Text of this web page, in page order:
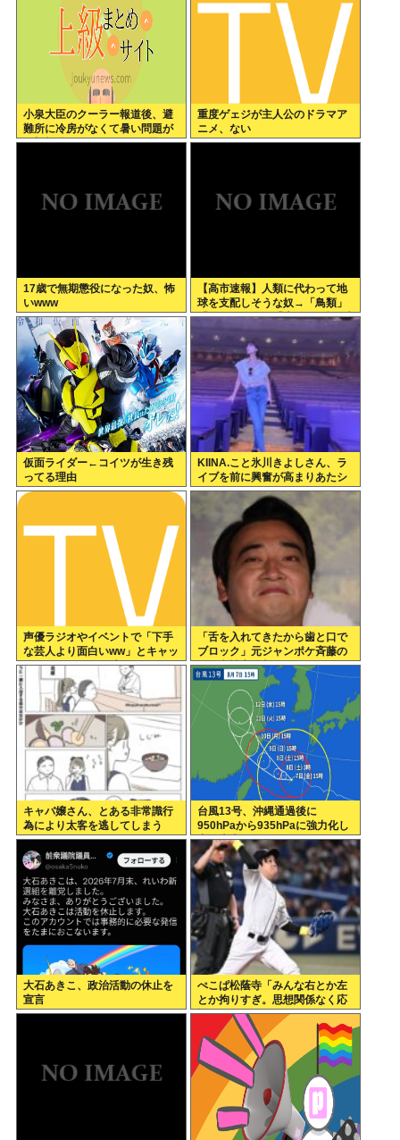
小泉大臣のクーラー報道後、避
難所に冷房がなくて暑い問題が
一切報道されなくなる。問題解
重度ゲェジが主人公のドラマア
ニメ、ない
17歳で無期懲役になった奴、怖
いwww
【高市速報】人類に代わって地
球を支配しそうな奴→「鳥類」
「タコ・イカ」「麦」の3強に絞
仮面ライダー←コイツが生き残
ってる理由
KIINA.こと氷川きよしさん、ラ
イブを前に興奮が高まりあたシ
コ欲全開www
声優ラジオやイベントで「下手
な芸人より面白いww」とキャッ
キャしてたオタク消える
「舌を入れてきたから歯と口で
ブロック」元ジャンポケ斉藤の
不同意性交公判
キャバ嬢さん、とある非常識行
為により太客を逃してしまう
www
台風13号、沖縄通過後に
950hPaから935hPaに強力化し
中国本土へwww
大石あきこ、政治活動の休止を
宣言
ぺこぱ松蔭寺「みんな右とか左
とか拘りすぎ。思想関係なく応
援しようよ」